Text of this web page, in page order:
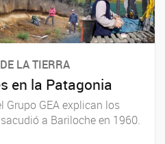
LA TIERRA
en la Patagonia
Grupo GEA explican los
a Bariloche en 1960.